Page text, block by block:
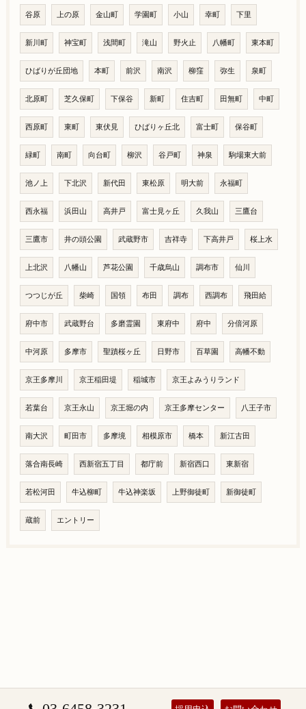
谷原 上の原 金山町 学園町 小山 幸町 下里
新川町 神宝町 浅間町 滝山 野火止 八幡町 東本町
ひばりが丘団地 本町 前沢 南沢 柳窪 弥生 泉町
北原町 芝久保町 下保谷 新町 住吉町 田無町 中町
西原町 東町 東伏見 ひばりヶ丘北 富士町 保谷町
緑町 南町 向台町 柳沢 谷戸町 神泉 駒場東大前
池ノ上 下北沢 新代田 東松原 明大前 永福町
西永福 浜田山 高井戸 富士見ヶ丘 久我山 三鷹台
三鷹市 井の頭公園 武蔵野市 吉祥寺 下高井戸 桜上水
上北沢 八幡山 芦花公園 千歳烏山 調布市 仙川
つつじが丘 柴崎 国領 布田 調布 西調布 飛田給
府中市 武蔵野台 多磨霊園 東府中 府中 分倍河原
中河原 多摩市 聖蹟桜ヶ丘 日野市 百草園 高幡不動
京王多摩川 京王稲田堤 稲城市 京王よみうりランド
若葉台 京王永山 京王堀の内 京王多摩センター 八王子市
南大沢 町田市 多摩境 相模原市 橋本 新江古田
落合南長崎 西新宿五丁目 都庁前 新宿西口 東新宿
若松河田 牛込柳町 牛込神楽坂 上野御徒町 新御徒町
蔵前 エントリー